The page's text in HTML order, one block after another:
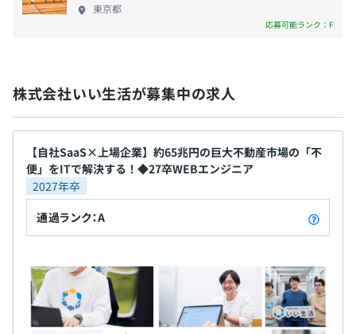
また、各部門によっては上長が隔週1on1で目標の振り返
「ウェブ・ソリューション開発グループ」「ビジネス・ス
トラテジーグループ」「セールス＆マーケティンググルー
プ」「コーポレートグループ」で構成されています。
約80名が所属しており、取締役CTO直轄のグループです。
「データプラットフォーム本部」「仲介ソリューション本
部」「管理ソリューション本部」「UXデザイン部」「品
質保証部」等で構成されています。
東京都
応募可能ランク：F
株式会社いい生活が募集中の求人
【自社SaaS×上場企業】約65兆円の巨大不動産市場の「不
便」をITで解決する！◆27卒WEBエンジニア
2027年卒
通過ランク：A